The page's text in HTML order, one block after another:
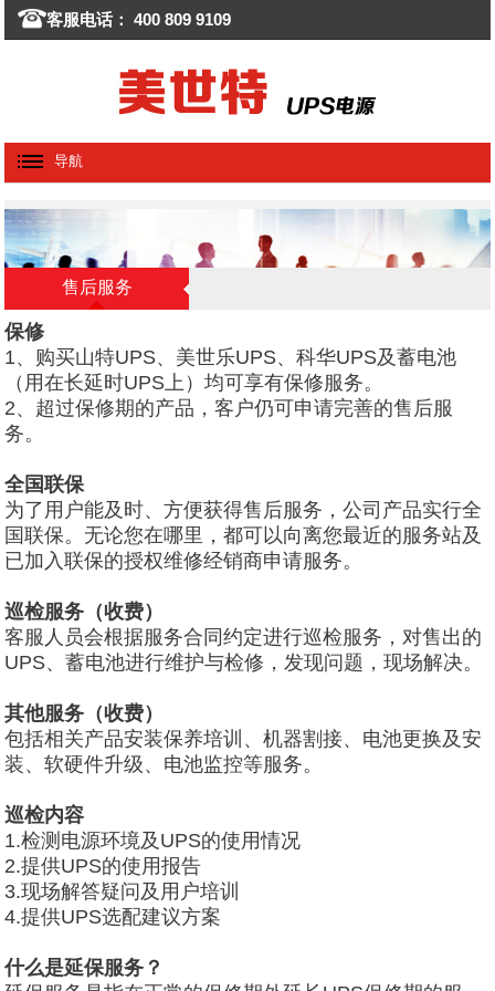
客服电话： 400 809 9109
导航
售后服务
保修
1、购买山特UPS、美世乐UPS、科华UPS及蓄电池
（用在长延时UPS上）均可享有保修服务。
2、超过保修期的产品，客户仍可申请完善的售后服
务。
全国联保
为了用户能及时、方便获得售后服务，公司产品实行全
国联保。无论您在哪里，都可以向离您最近的服务站及
已加入联保的授权维修经销商申请服务。
巡检服务（收费）
客服人员会根据服务合同约定进行巡检服务，对售出的
UPS、蓄电池进行维护与检修，发现问题，现场解决。
其他服务（收费）
包括相关产品安装保养培训、机器割接、电池更换及安
装、软硬件升级、电池监控等服务。
巡检内容
1.检测电源环境及UPS的使用情况
2.提供UPS的使用报告
3.现场解答疑问及用户培训
4.提供UPS选配建议方案
什么是延保服务？